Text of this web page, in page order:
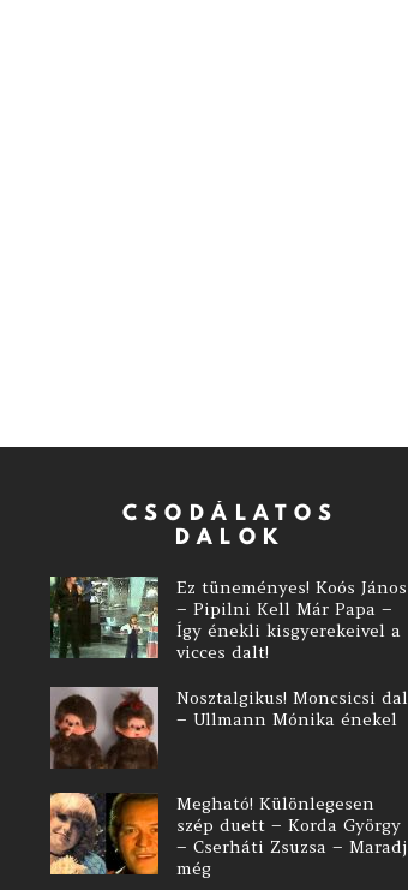
CSODÁLATOS
DALOK
Ez tüneményes! Koós János
– Pipilni Kell Már Papa –
Így énekli kisgyerekeivel a
vicces dalt!
Nosztalgikus! Moncsicsi dal
– Ullmann Mónika énekel
Megható! Különlegesen
szép duett – Korda György
– Cserháti Zsuzsa – Maradj
még